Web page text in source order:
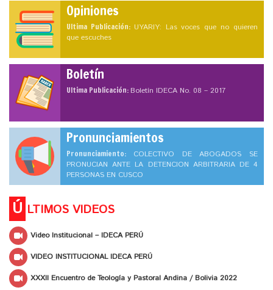
Opiniones
Ultima Publicación: UYARIY: Las voces que no quieren
que escuches
Boletín
Ultima Publicación:Boletín IDECA No. 08 – 2017
Pronunciamientos
Pronunciamiento: COLECTIVO DE ABOGADOS SE
PRONUCIAN ANTE LA DETENCION ARBITRARIA DE 4
PERSONAS EN CUSCO
Ú LTIMOS VIDEOS
Video Institucional – IDECA PERÚ
VIDEO INSTITUCIONAL IDECA PERÚ
XXXII Encuentro de Teología y Pastoral Andina / Bolivia 2022